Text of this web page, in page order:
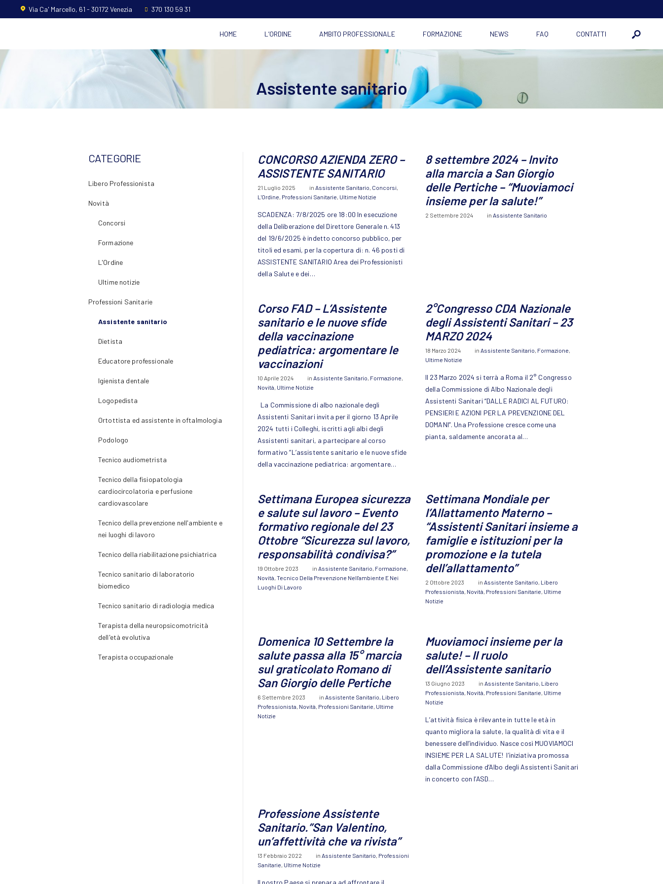
Via Ca' Marcello, 61 - 30172 Venezia 370 130 59 31
HOME L’ORDINE AMBITO PROFESSIONALE FORMAZIONE NEWS FAQ CONTATTI
Assistente sanitario
Home
Professionale
Formazione
CONCORSO AZIENDA ZERO –
ASSISTENTE SANITARIO
21 Luglio 2025 in Assistente Sanitario Concorsi
L'Ordine Professioni Sanitarie Ultime Notizie
SCADENZA: 7/8/2025 ore 18:00 In esecuzione
della Deliberazione del Direttore Generale n. 413
del 19/6/2025 è indetto concorso pubblico, per
titoli ed esami, per la copertura di: n. 46 posti di
ASSISTENTE SANITARIO Area dei Professionisti
della Salute e dei…
8 settembre 2024 – Invito
alla marcia a San Giorgio
delle Pertiche – “Muoviamoci
insieme per la salute!”
2 Settembre 2024 in Assistente Sanitario
Corso FAD – L’Assistente
sanitario e le nuove sfide
della vaccinazione
pediatrica: argomentare le
vaccinazioni
10 Aprile 2024 in Assistente Sanitario Formazione
Novità Ultime Notizie
La Commissione di albo nazionale degli
Assistenti Sanitari invita per il giorno 13 Aprile
2024 tutti i Colleghi, iscritti agli albi degli
Assistenti sanitari, a partecipare al corso
formativo “L’assistente sanitario e le nuove sfide
della vaccinazione pediatrica: argomentare…
2°Congresso CDA Nazionale
degli Assistenti Sanitari – 23
MARZO 2024
18 Marzo 2024 in Assistente Sanitario Formazione
Ultime Notizie
Il 23 Marzo 2024 si terrà a Roma il 2° Congresso
della Commissione di Albo Nazionale degli
Assistenti Sanitari “DALLE RADICI AL FUTURO:
PENSIERI E AZIONI PER LA PREVENZIONE DEL
DOMANI”. Una Professione cresce come una
pianta, saldamente ancorata al…
Settimana Europea sicurezza
e salute sul lavoro – Evento
formativo regionale del 23
Ottobre “Sicurezza sul lavoro,
responsabilità condivisa?”
19 Ottobre 2023 in Assistente Sanitario Formazione
Novità Tecnico Della Prevenzione Nell'ambiente E Nei
Luoghi Di Lavoro
Settimana Mondiale per
l’Allattamento Materno –
“Assistenti Sanitari insieme a
famiglie e istituzioni per la
promozione e la tutela
dell’allattamento”
2 Ottobre 2023 in Assistente Sanitario Libero
Professionista Novità Professioni Sanitarie Ultime
Notizie
Domenica 10 Settembre la
salute passa alla 15° marcia
sul graticolato Romano di
San Giorgio delle Pertiche
6 Settembre 2023 in Assistente Sanitario Libero
Professionista Novità Professioni Sanitarie Ultime
Notizie
Muoviamoci insieme per la
salute! – Il ruolo
dell’Assistente sanitario
13 Giugno 2023 in Assistente Sanitario Libero
Professionista Novità Professioni Sanitarie Ultime
Notizie
L’attività fisica è rilevante in tutte le età in
quanto migliora la salute, la qualità di vita e il
benessere dell’individuo. Nasce così MUOVIAMOCI
INSIEME PER LA SALUTE! l’iniziativa promossa
dalla Commissione d’Albo degli Assistenti Sanitari
in concerto con l’ASD…
Professione Assistente
Sanitario.”San Valentino,
un’affettività che va rivista”
13 Febbraio 2022 in Assistente Sanitario, Professioni
Sanitarie, Ultime Notizie
Il nostro Paese si prepara ad affrontare il
CATEGORIE
Libero Professionista
Novità
Concorsi
Formazione
L'Ordine
Ultime notizie
Professioni Sanitarie
Assistente sanitario
Dietista
Educatore professionale
Igienista dentale
Logopedista
Ortottista ed assistente in oftalmologia
Podologo
Tecnico audiometrista
Tecnico della fisiopatologia
cardiocircolatoria e perfusione
cardiovascolare
Tecnico della prevenzione nell'ambiente e
nei luoghi di lavoro
Tecnico della riabilitazione psichiatrica
Tecnico sanitario di laboratorio
biomedico
Tecnico sanitario di radiologia medica
Terapista della neuropsicomotricità
dell'età evolutiva
Terapista occupazionale